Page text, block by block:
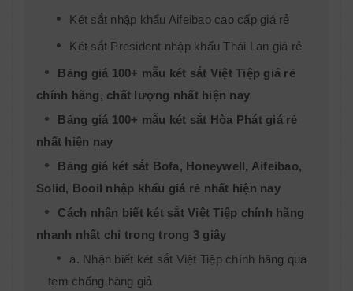
Két sắt nhập khẩu Aifeibao cao cấp giá rẻ
Két sắt President nhập khẩu Thái Lan giá rẻ
Bảng giá 100+ mẫu két sắt Việt Tiệp giá rẻ
chính hãng, chất lượng nhất hiện nay
Bảng giá 100+ mẫu két sắt Hòa Phát giá rẻ
nhất hiện nay
Bảng giá két sắt Bofa, Honeywell, Aifeibao,
Solid, Booil nhập khẩu giá rẻ nhất hiện nay
Cách nhận biết két sắt Việt Tiệp chính hãng
nhanh nhất chỉ trong trong 3 giây
a. Nhận biết két sắt Việt Tiệp chính hãng qua
tem chống hàng giả